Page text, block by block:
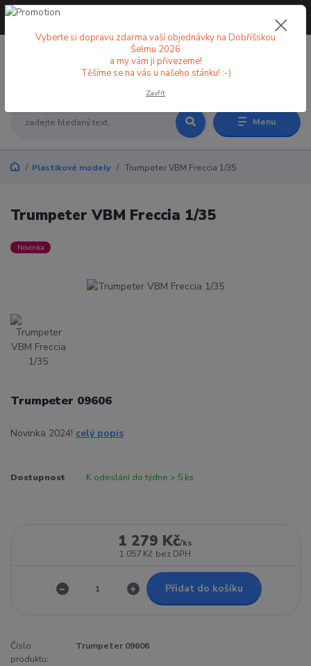
Menu
+420 773 998 582
Plastikové modely Trumpeter VBM Freccia 1/35
Trumpeter VBM Freccia 1/35
Novinka
Trumpeter 09606
Novinka 2024! celý popis
Dostupnost K odeslání do týdne > 5 ks
1 279 Kč/ks
1 057 Kč bez DPH
Přidat do košíku
Číslo
produktu:
Trumpeter 09606
Vyberte si dopravu zdarma vaší objednávky na Dobříšskou
Šelmu 2026
a my vám ji přivezeme!
Těšíme se na vás u našeho stánku! :-)
Zavřít